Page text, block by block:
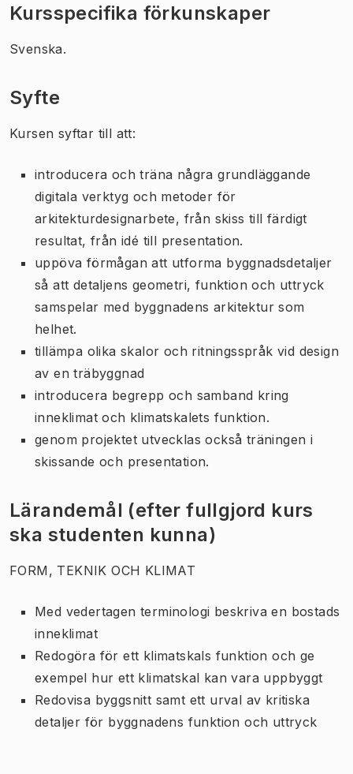
Kursspecifika förkunskaper
Svenska.
Syfte
Kursen syftar till att:
introducera och träna några grundläggande
digitala verktyg och metoder för
arkitekturdesignarbete, från skiss till färdigt
resultat, från idé till presentation.
uppöva förmågan att utforma byggnadsdetaljer
så att detaljens geometri, funktion och uttryck
samspelar med byggnadens arkitektur som
helhet.
tillämpa olika skalor och ritningsspråk vid design
av en träbyggnad
introducera begrepp och samband kring
inneklimat och klimatskalets funktion.
genom projektet utvecklas också träningen i
skissande och presentation.
Lärandemål (efter fullgjord kurs
ska studenten kunna)
FORM, TEKNIK OCH KLIMAT
Med vedertagen terminologi beskriva en bostads
inneklimat
Redogöra för ett klimatskals funktion och ge
exempel hur ett klimatskal kan vara uppbyggt
Redovisa byggsnitt samt ett urval av kritiska
detaljer för byggnadens funktion och uttryck